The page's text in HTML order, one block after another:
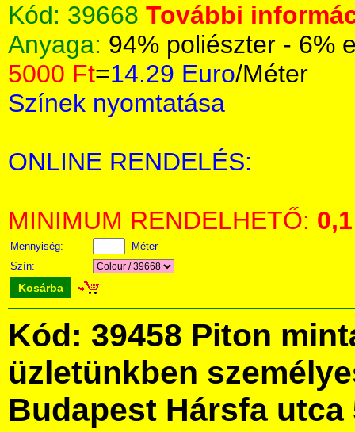
Kód: 39668 További
Anyaga: 94% poliészter - 6%
5000 Ft=14.29 Euro/Méter
Színek nyomtatása
ONLINE RENDELÉS:
MINIMUM RENDELHETŐ: 0,1
Mennyiség:
Méter
Szín:
Kosárba
Kód: 39458 Piton
üzletünkben
Budapest Hársfa utca